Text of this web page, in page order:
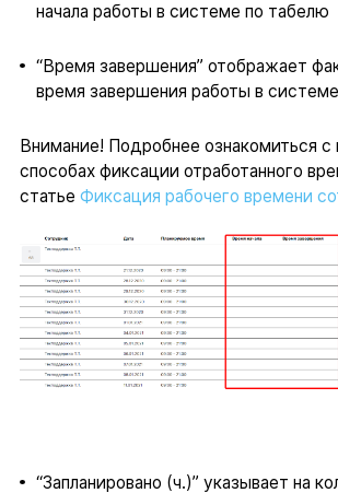
начала работы в системе по табелю
“Время завершения” отображает
время завершения работы в
Внимание! Подробнее ознакомиться
способах фиксации отработанного
статье Фиксация рабочего времени
“Запланировано (ч.)” указывает на